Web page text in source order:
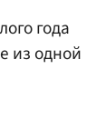
года
из одной